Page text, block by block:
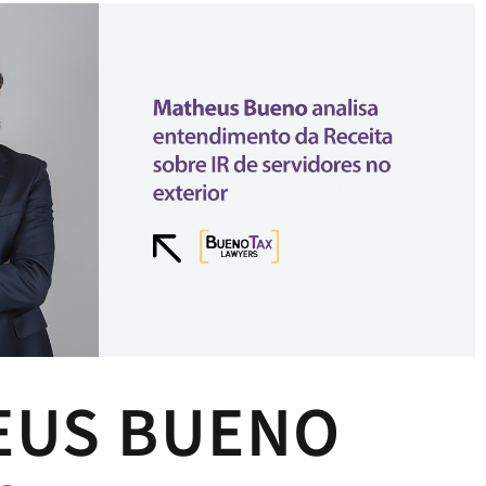
BUENO